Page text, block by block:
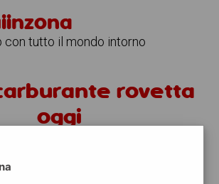
con tutto il mondo intorno
rovetta
oggi